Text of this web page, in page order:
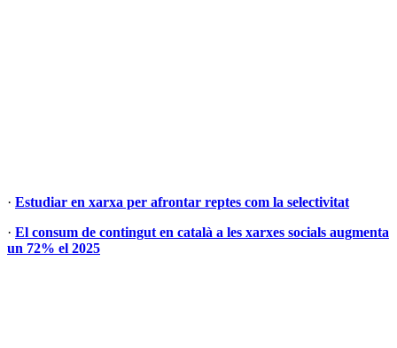
· Estudiar en xarxa per afrontar reptes com la selectivitat
· El consum de contingut en català a les xarxes socials augmenta
un 72% el 2025